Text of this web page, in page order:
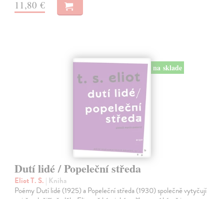
11,80 €
na sklade
Dutí lidé / Popeleční středa
Eliot T. S. | Kniha
Poémy Dutí lidé (1925) a Popeleční středa (1930) společně vytyčují